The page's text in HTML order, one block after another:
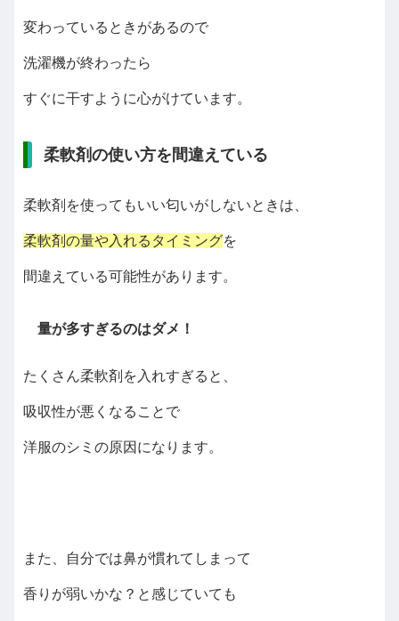
変わっているときがあるので
洗濯機が終わったら
すぐに干すように心がけています。
柔軟剤の使い方を間違えている
柔軟剤を使ってもいい匂いがしないときは、
柔軟剤の量や入れるタイミングを
間違えている可能性があります。
量が多すぎるのはダメ！
たくさん柔軟剤を入れすぎると、
吸収性が悪くなることで
洋服のシミの原因になります。
また、自分では鼻が慣れてしまって
香りが弱いかな？と感じていても